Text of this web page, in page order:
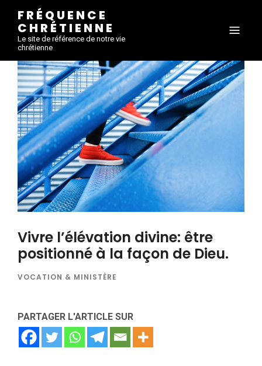
FRÉQUENCE
CHRÉTIENNE
Le site de référence de notre vie
chrétienne
Vivre l’élévation divine: être
positionné à la façon de Dieu.
VOCATION & MINISTÈRE
PARTAGER L'ARTICLE SUR